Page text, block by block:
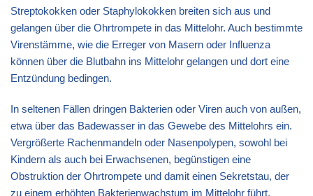
Streptokokken oder Staphylokokken breiten sich aus und
gelangen über die Ohrtrompete in das Mittelohr. Auch bestimmte
Virenstämme, wie die Erreger von Masern oder Influenza
können über die Blutbahn ins Mittelohr gelangen und dort eine
Entzündung bedingen.
In seltenen Fällen dringen Bakterien oder Viren auch von außen,
etwa über das Badewasser in das Gewebe des Mittelohrs ein.
Vergrößerte Rachenmandeln oder Nasenpolypen, sowohl bei
Kindern als auch bei Erwachsenen, begünstigen eine
Obstruktion der Ohrtrompete und damit einen Sekretstau, der
zu einem erhöhten Bakterienwachstum im Mittelohr führt.